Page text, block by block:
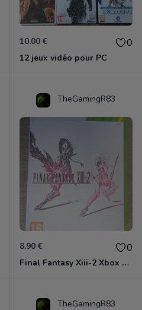
10.00 € 0
12 jeux vidéo pour PC
TheGamingR83
8.90 € 0
Final Fantasy Xiii-2 Xbox 360
TheGamingR83